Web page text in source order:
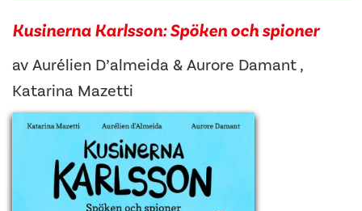
Kusinerna Karlsson: Spöken och spioner
avAurélien D’almeida &Aurore Damant,
Katarina Mazetti